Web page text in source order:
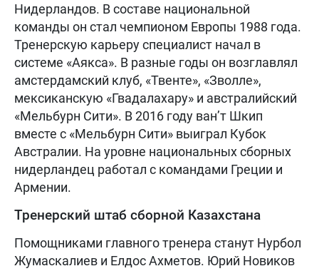
Нидерландов. В составе национальной
команды он стал чемпионом Европы 1988 года.
Тренерскую карьеру специалист начал в
системе «Аякса». В разные годы он возглавлял
амстердамский клуб, «Твенте», «Зволле»,
мексиканскую «Гвадалахару» и австралийский
«Мельбурн Сити». В 2016 году ван’т Шкип
вместе с «Мельбурн Сити» выиграл Кубок
Австралии. На уровне национальных сборных
нидерландец работал с командами Греции и
Армении.
Тренерский штаб сборной Казахстана
Помощниками главного тренера станут Нурбол
Жумаскалиев и Елдос Ахметов. Юрий Новиков